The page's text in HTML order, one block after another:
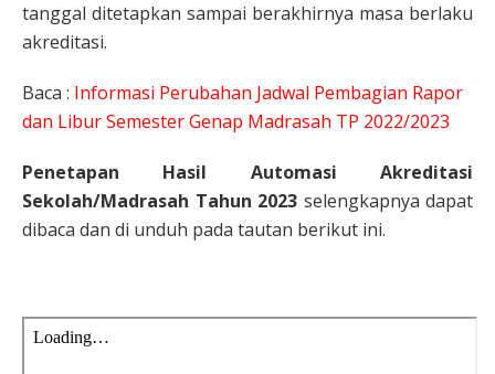
tanggal ditetapkan sampai berakhirnya masa berlaku
akreditasi.
Baca : Informasi Perubahan Jadwal Pembagian Rapor
dan Libur Semester Genap Madrasah TP 2022/2023
Penetapan Hasil Automasi Akreditasi
Sekolah/Madrasah Tahun 2023 selengkapnya dapat
dibaca dan di unduh pada tautan berikut ini.